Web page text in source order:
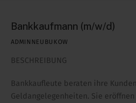
Bankkaufmann (m/w/d)
ADMINNEUBUKOW
BESCHREIBUNG
Bankkaufleute beraten ihre
Geldangelegenheiten. Sie